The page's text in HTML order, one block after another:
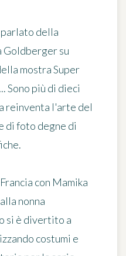
parlato della
Goldbergersu
mostra Super
Sono più di dieci
reinventa l'arte del
di foto degne di
con Mamika
nonna
si è divertito a
costumi e